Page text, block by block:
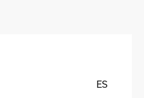
ES